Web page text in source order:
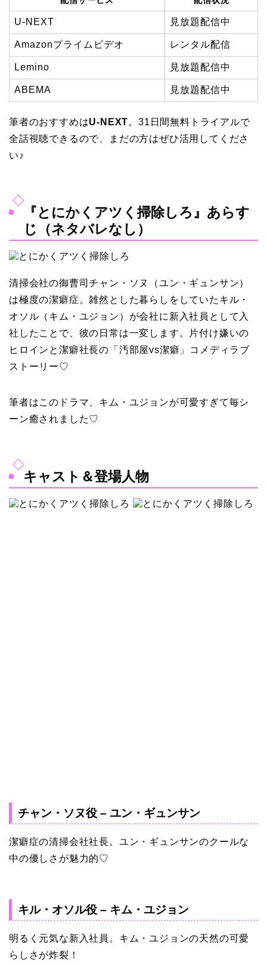
U-NEXT 見放題配信中
Amazonプライムビデオ レンタル配信
Lemino 見放題配信中
ABEMA 見放題配信中
筆者のおすすめはU-NEXT。31日間無料トライアルで
全話視聴できるので、まだの方はぜひ活用してくださ
い♪
『とにかくアツく掃除しろ』あらす
じ（ネタバレなし）
清掃会社の御曹司チャン・ソヌ（ユン・ギュンサン）
は極度の潔癖症。雑然とした暮らしをしていたキル・
オソル（キム・ユジョン）が会社に新入社員として入
社したことで、彼の日常は一変します。片付け嫌いの
ヒロインと潔癖社長の「汚部屋vs潔癖」コメディラブ
ストーリー♡
筆者はこのドラマ、キム・ユジョンが可愛すぎて毎シ
ーン癒されました♡
キャスト＆登場人物
チャン・ソヌ役 – ユン・ギュンサン
潔癖症の清掃会社社長。ユン・ギュンサンのクールな
中の優しさが魅力的♡
キル・オソル役 – キム・ユジョン
明るく元気な新入社員。キム・ユジョンの天然の可愛
らしさが炸裂！